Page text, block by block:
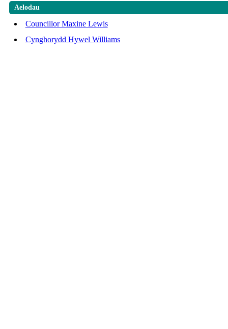
Aelodau
Councillor Maxine Lewis
Cynghorydd Hywel Williams